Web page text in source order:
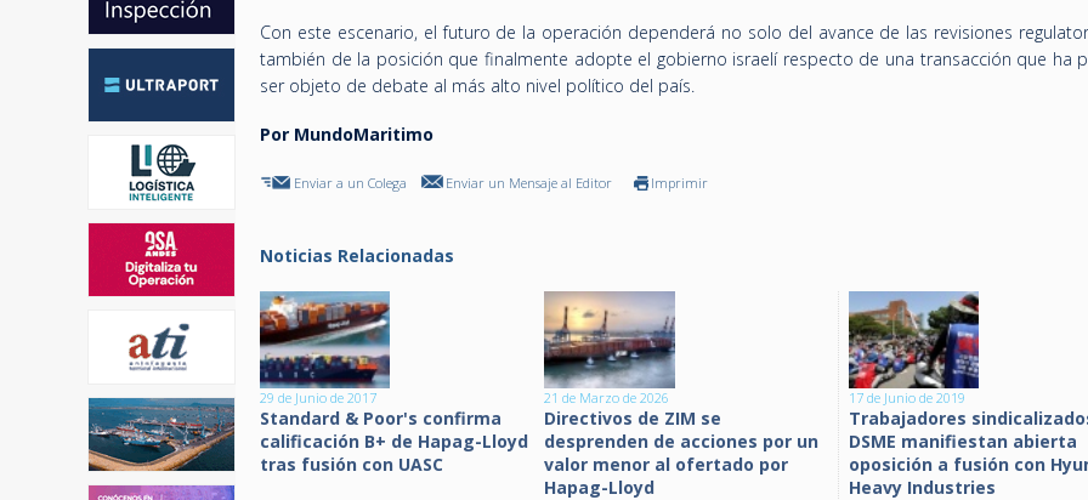
Con este escenario, el futuro de la operación dependerá no solo del avance de las revisiones
también de la posición que finalmente adopte el gobierno israelí respecto de una transacción que ha
ser objeto de debate al más alto nivel político del país.
Por MundoMaritimo
Enviar a un Colega Enviar un Mensaje al Editor Imprimir
Noticias Relacionadas
29 de Junio de 2017
Standard & Poor's confirma
calificación B+ de Hapag-Lloyd
tras fusión con UASC
21 de Marzo de 2026
Directivos de ZIM se
desprenden de acciones por un
valor menor al ofertado por
Hapag-Lloyd
17 de Junio de 2019
Trabajadores
DSME manifiestan abierta
oposición a fusión con
Heavy Industries